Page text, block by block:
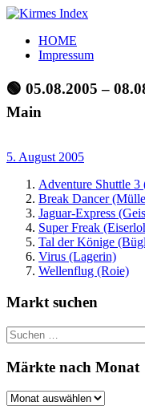
Zum
springen
Kirmes
Index
Tourpläne
der
letzten
Jahre
HOME
Impressum
🟢 05.08.2005 –
Main
5. August 2005
Adventure Shuttle 3
Break Dancer
Jaguar-Express
Super Freak
Tal der Könige
Virus (Lagerin)
Wellenflug (Roie)
Markt suchen
Suchen
nach:
Märkte nach Monat
Märkte